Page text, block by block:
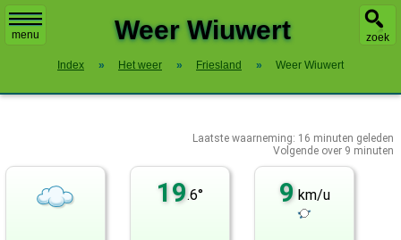
menu zoek
Weer Wiuwert
Index » Het weer » Friesland » Weer Wiuwert
Laatste waarneming: 16 minuten geleden
Volgende over 9 minuten
19.6° 9 km/u